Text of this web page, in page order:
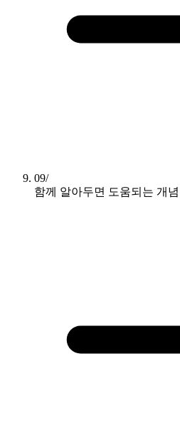
09/
함께 알아두면 도움되는 개념